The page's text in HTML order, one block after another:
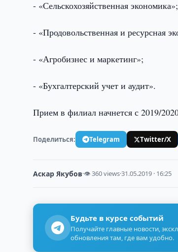
- «Сельскохозяйственная экономика»;
- «Продовольственная и ресурсная
- «Агробизнес и маркетинг»;
- «Бухгалтерский учет и аудит».
Прием в филиал начнется с 2019/
Поделиться: Telegram Twitter/X
Аскар Якубов·👁 360 views·31.05.2019 · 16:25
Будьте в курсе событий
Получайте главные новости,
обновления там, где вам удобно.